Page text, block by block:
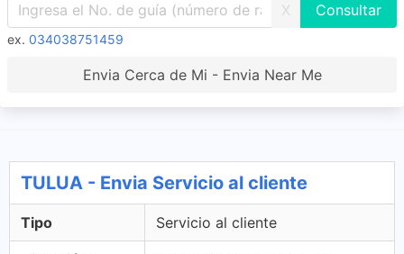
X
ex. 034038751459
Envia Cerca de Mi - Envia Near Me
TULUA - Envia Servicio al cliente
Tipo Servicio al cliente